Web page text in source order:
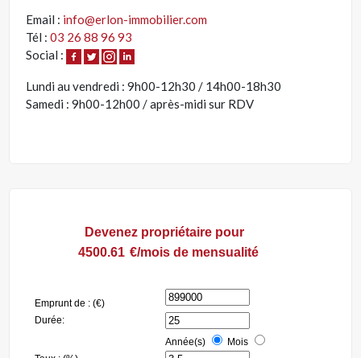
Email : info@erlon-immobilier.com
Tél :03 26 88 96 93
Social :
Lundi au vendredi : 9h00-12h30 / 14h00-18h30
Samedi : 9h00-12h00 / après-midi sur RDV